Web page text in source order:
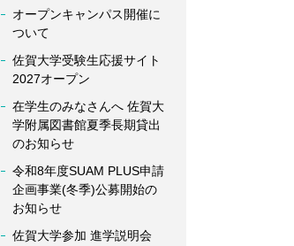
オープンキャンパス開催に
ついて
佐賀大学受験生応援サイト
2027オープン
在学生のみなさんへ 佐賀大
学附属図書館夏季長期貸出
のお知らせ
令和8年度SUAM PLUS申請
企画事業(冬季)公募開始の
お知らせ
佐賀大学参加 進学説明会